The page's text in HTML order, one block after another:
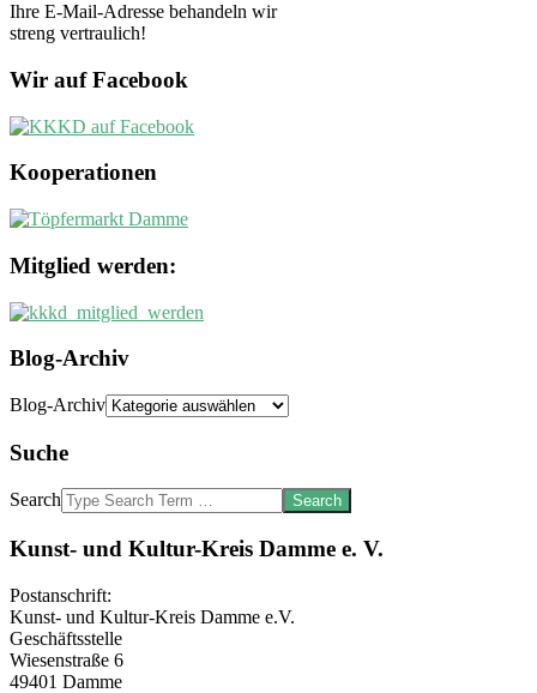
Ihre E-Mail-Adresse behandeln wir
streng vertraulich!
Wir auf Facebook
Kooperationen
Mitglied werden:
Blog-Archiv
Blog-Archiv
Suche
Search
Kunst- und Kultur-Kreis Damme e. V.
Postanschrift:
Kunst- und Kultur-Kreis Damme e.V.
Geschäftsstelle
Wiesenstraße 6
49401 Damme